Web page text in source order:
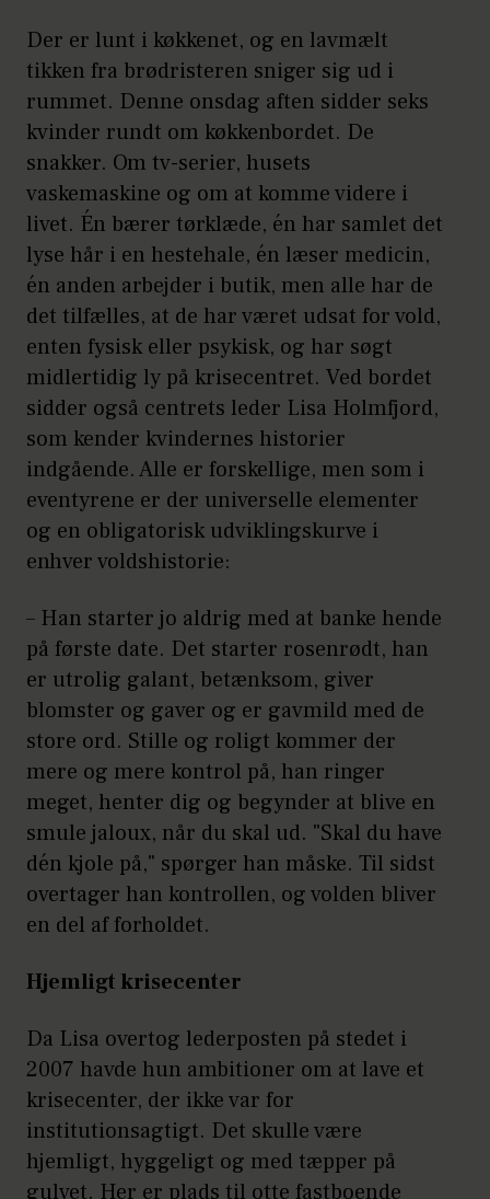
Der er lunt i køkkenet, og en lavmælt
tikken fra brødristeren sniger sig ud i
rummet. Denne onsdag aften sidder seks
kvinder rundt om køkkenbordet. De
snakker. Om tv-serier, husets
vaskemaskine og om at komme videre i
livet. Én bærer tørklæde, én har samlet det
lyse hår i en hestehale, én læser medicin,
én anden arbejder i butik, men alle har de
det tilfælles, at de har været udsat for vold,
enten fysisk eller psykisk, og har søgt
midlertidig ly på krisecentret. Ved bordet
sidder også centrets leder Lisa Holmfjord,
som kender kvindernes historier
indgående. Alle er forskellige, men som i
eventyrene er der universelle elementer
og en obligatorisk udviklingskurve i
enhver voldshistorie:
– Han starter jo aldrig med at banke hende
på første date. Det starter rosenrødt, han
er utrolig galant, betænksom, giver
blomster og gaver og er gavmild med de
store ord. Stille og roligt kommer der
mere og mere kontrol på, han ringer
meget, henter dig og begynder at blive en
smule jaloux, når du skal ud. "Skal du have
dén kjole på," spørger han måske. Til sidst
overtager han kontrollen, og volden bliver
en del af forholdet.
Hjemligt krisecenter
Da Lisa overtog lederposten på stedet i
2007 havde hun ambitioner om at lave et
krisecenter, der ikke var for
institutionsagtigt. Det skulle være
hjemligt, hyggeligt og med tæpper på
gulvet. Her er plads til otte fastboende